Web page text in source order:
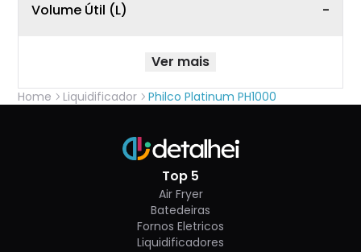
Volume Útil (L) -
Ver mais
Home Liquidificador Philco Platinum PH1000
Top 5
Air Fryer
Batedeiras
Fornos Eletricos
Liquidificadores